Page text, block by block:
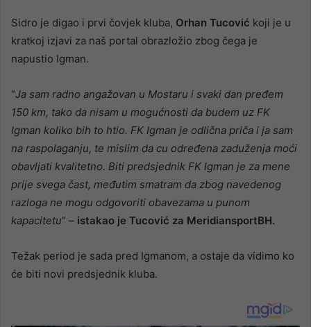
Sidro je digao i prvi čovjek kluba, Orhan Tucović koji je u
kratkoj izjavi za naš portal obrazložio zbog čega je
napustio Igman.
“Ja sam radno angažovan u Mostaru i svaki dan pređem
150 km, tako da nisam u mogućnosti da budem uz FK
Igman koliko bih to htio. FK Igman je odlična priča i ja sam
na raspolaganju, te mislim da cu određena zaduženja moći
obavljati kvalitetno. Biti predsjednik FK Igman je za mene
prije svega čast, međutim smatram da zbog navedenog
razloga ne mogu odgovoriti obavezama u punom
kapacitetu” – istakao je Tucović za MeridiansportBH.
Težak period je sada pred Igmanom, a ostaje da vidimo ko
će biti novi predsjednik kluba.